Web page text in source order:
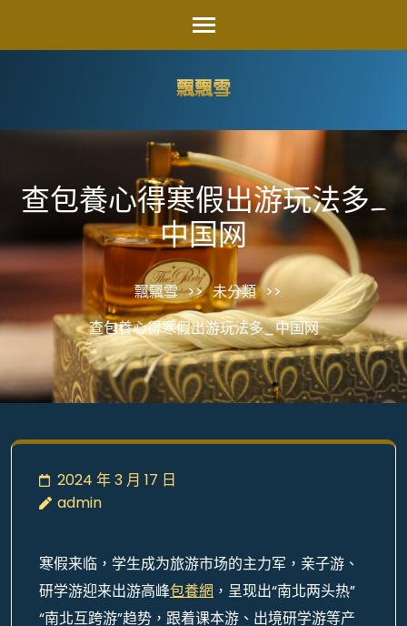
飄飄雪
查包養心得寒假出游玩法多_
中国网
飄飄雪 >> 未分類 >>
查包養心得寒假出游玩法多_中国网
2024 年 3 月 17 日
admin
寒假来临，学生成为旅游市场的主力军，亲子游、
研学游迎来出游高峰包養網 ，呈现出“南北两头热”
“南北互跨游”趋势，跟着课本游、出境研学游等产